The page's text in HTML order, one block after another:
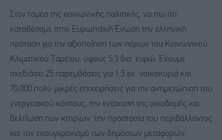
Στον τομέα της κοινωνικής πολιτικής, να πω ότι
καταθέσαμε στην Ευρωπαϊκή Ένωση την ελληνική
πρόταση για την αξιοποίηση των πόρων του Κοινωνικού
Κλιματικού Ταμείου, ύψους 5,3 δισ. ευρώ. Έχουμε
σχεδιάσει 25 παρεμβάσεις για 1,5 εκ. νοικοκυριά και
70.000 πολύ μικρές επιχειρήσεις για την αντιμετώπιση του
ενεργειακού κόστους, την ενίσχυση της οικοδομής και
βελτίωση των κτηρίων, την προστασία του περιβάλλοντος
και τον εκσυγχρονισμό των δημόσιων μεταφορών.